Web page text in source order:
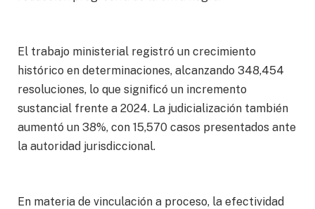
El trabajo ministerial registró un crecimiento
histórico en determinaciones, alcanzando 348,454
resoluciones, lo que significó un incremento
sustancial frente a 2024. La judicialización también
aumentó un 38%, con 15,570 casos presentados ante
la autoridad jurisdiccional.
En materia de vinculación a proceso, la efectividad